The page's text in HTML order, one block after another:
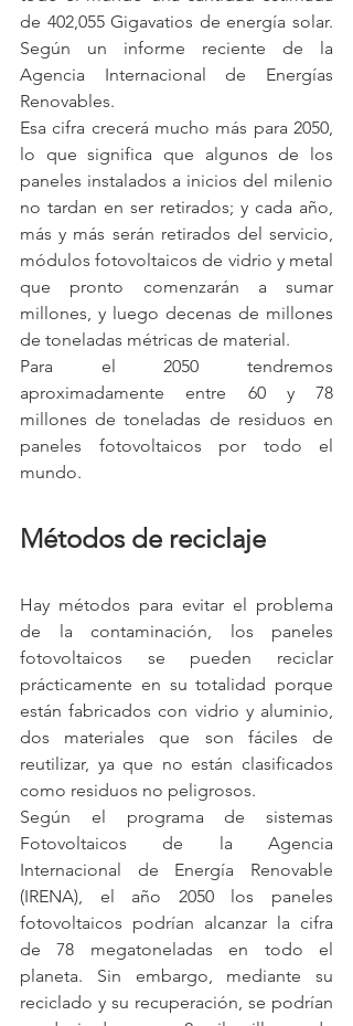
de 402,055 Gigavatios de energía solar.
Según un informe reciente de la
Agencia Internacional de Energías
Renovables.
Esa cifra crecerá mucho más para 2050,
lo que significa que algunos de los
paneles instalados a inicios del milenio
no tardan en ser retirados; y cada año,
más y más serán retirados del servicio,
módulos fotovoltaicos de vidrio y metal
que pronto comenzarán a sumar
millones, y luego decenas de millones
de toneladas métricas de material.
Para el 2050 tendremos
aproximadamente entre 60 y 78
millones de toneladas de residuos en
paneles fotovoltaicos por todo el
mundo.
Métodos de reciclaje
Hay métodos para evitar el problema
de la contaminación, los paneles
fotovoltaicos se pueden reciclar
prácticamente en su totalidad porque
están fabricados con vidrio y aluminio,
dos materiales que son fáciles de
reutilizar, ya que no están clasificados
como residuos no peligrosos.
Según el programa de sistemas
Fotovoltaicos de la Agencia
Internacional de Energía Renovable
(IRENA), el año 2050 los paneles
fotovoltaicos podrían alcanzar la cifra
de 78 megatoneladas en todo el
planeta. Sin embargo, mediante su
reciclado y su recuperación, se podrían